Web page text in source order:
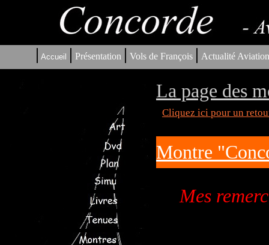
| Accueil | Présentation | Vols de François | Actualité
La page des
Cliquez ici pour un
Montre
Mes